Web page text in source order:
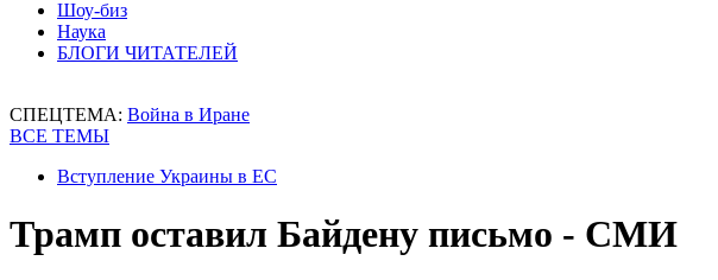
Шоу-биз
Наука
БЛОГИ ЧИТАТЕЛЕЙ
СПЕЦТЕМА: Война в Иране
ВСЕ ТЕМЫ
Вступление Украины в ЕС
Трамп оставил Байдену письмо - СМИ